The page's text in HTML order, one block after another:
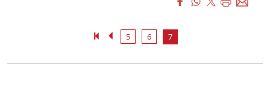
5 6 7